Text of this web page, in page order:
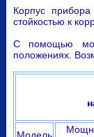
Корпус
стойкостью к
С помощью
положениях.